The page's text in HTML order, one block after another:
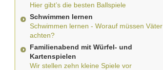
Hier gibt’s die besten Ballspiele
Schwimmen lernen
Schwimmen lernen - Worauf müssen Väter
achten?
Familienabend mit Würfel- und
Kartenspielen
Wir stellen zehn kleine Spiele vor